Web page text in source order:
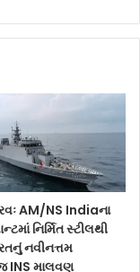
AM/NS Indiaના
નિર્મિત સ્ટીલથી
નવીનત્તમ
INS માલવણ